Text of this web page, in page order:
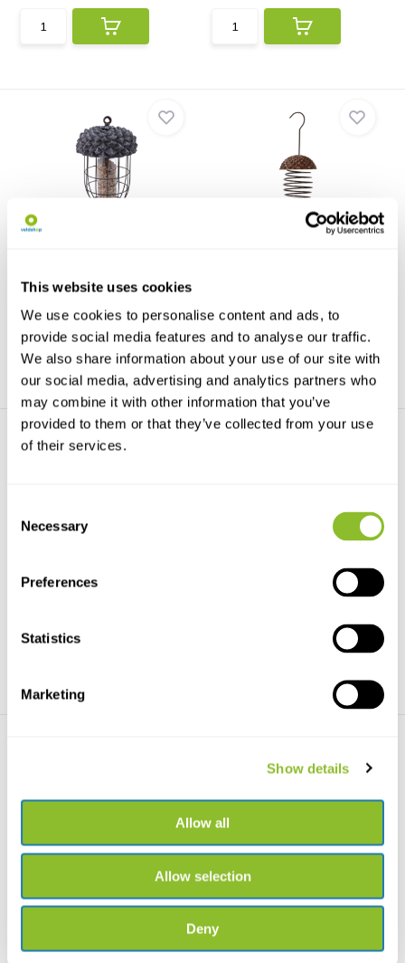
This website uses cookies
We use cookies to personalise content and ads, to
provide social media features and to analyse our traffic.
We also share information about your use of our site with
our social media, advertising and analytics partners who
may combine it with other information that you’ve
provided to them or that they’ve collected from your use
of their services.
Selection
Necessary
Preferences
Statistics
Marketing
Show details
Allow all
Allow selection
Deny
Eikel Voedersilo - met
€26,55 €24,14
Eikel Voederveer
€3,61
zijn zeer voedzaam voo...
Deze gedroogde meelwormen
zijn zeer voedzaam voo...
Gerecyclede notensilo
Help de vogels de winter door
Gerecyclede
Vetbollenhouder
met deze mooie Ger...
€6,45